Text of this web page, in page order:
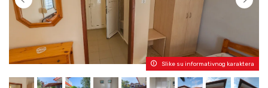
Slike su informativnog karaktera